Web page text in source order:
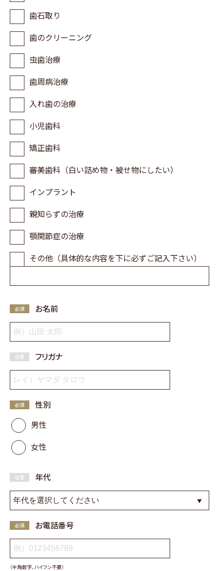
歯石取り
歯のクリーニング
虫歯治療
歯周病治療
入れ歯の治療
小児歯科
矯正歯科
審美歯科（白い詰め物・被せ物にしたい）
インプラント
親知らずの治療
顎関節症の治療
その他（具体的な内容を下に必ずご記入下さい）
お名前
フリガナ
性別
男性
女性
年代
お電話番号
（半角数字、ハイフン不要）